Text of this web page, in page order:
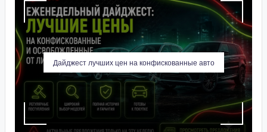
Дайджест лучших цен на конфискованные авто